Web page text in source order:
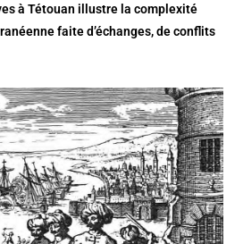
à Tétouan illustre la complexité
faite d’échanges, de conflits